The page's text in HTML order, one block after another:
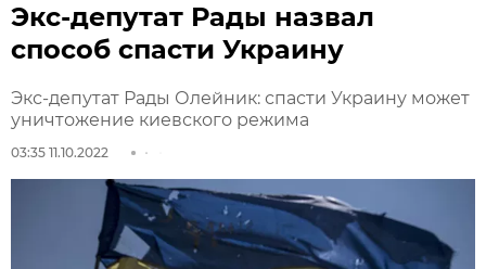
Экс-депутат Рады назвал
способ спасти Украину
Экс-депутат Рады Олейник: спасти Украину может
уничтожение киевского режима
03:35 11.10.2022